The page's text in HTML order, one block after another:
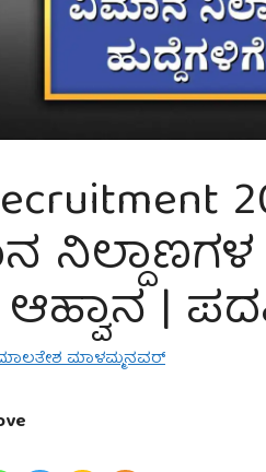
ನಿಲ್ದಾಣಗಳ
|
ಮಾಳಮ್ಮನವರ್